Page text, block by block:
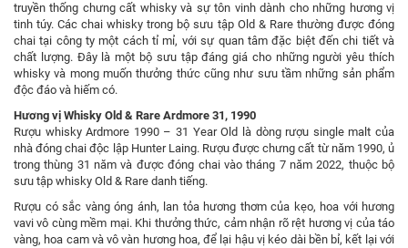
truyền thống chưng cất whisky và sự tôn vinh dành cho những hương vị
tinh túy. Các chai whisky trong bộ sưu tập Old & Rare thường được đóng
chai tại công ty một cách tỉ mỉ, với sự quan tâm đặc biệt đến chi tiết và
chất lượng. Đây là một bộ sưu tập đáng giá cho những người yêu thích
whisky và mong muốn thưởng thức cũng như sưu tầm những sản phẩm
độc đáo và hiếm có.
Hương vị Whisky Old & Rare Ardmore 31, 1990
Rượu whisky Ardmore 1990 – 31 Year Old là dòng rượu single malt của
nhà đóng chai độc lập Hunter Laing. Rượu được chưng cất từ năm 1990, ủ
trong thùng 31 năm và được đóng chai vào tháng 7 năm 2022, thuộc bộ
sưu tập whisky Old & Rare danh tiếng.
Rượu có sắc vàng óng ánh, lan tỏa hương thơm của kẹo, hoa với hương
vavi vô cùng mềm mại. Khi thưởng thức, cảm nhận rõ rệt hương vị của táo
vàng, hoa cam và vô vàn hương hoa, để lại hậu vị kéo dài bền bỉ, kết lại với